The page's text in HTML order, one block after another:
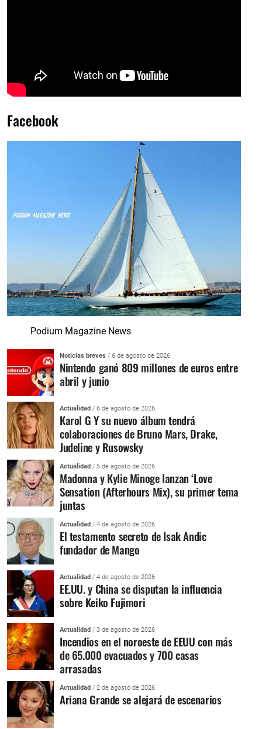
Facebook
Podium Magazine News
Noticias breves / 6 de agosto de 2026
Nintendo ganó 809 millones de euros entre
abril y junio
Actualidad / 6 de agosto de 2026
Karol G Y su nuevo álbum tendrá
colaboraciones de Bruno Mars, Drake,
Judeline y Rusowsky
Actualidad / 5 de agosto de 2026
Madonna y Kylie Minoge lanzan ‘Love
Sensation (Afterhours Mix), su primer tema
juntas
Actualidad / 4 de agosto de 2026
El testamento secreto de Isak Andic
fundador de Mango
Actualidad / 4 de agosto de 2026
EE.UU. y China se disputan la influencia
sobre Keiko Fujimori
Actualidad / 3 de agosto de 2026
Incendios en el noroeste de EEUU con más
de 65.000 evacuados y 700 casas
arrasadas
Actualidad / 2 de agosto de 2026
Ariana Grande se alejará de escenarios